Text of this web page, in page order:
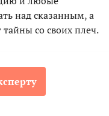
над сказанным, а
со своих плеч.